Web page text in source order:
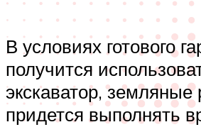
В условиях готового
получится
экскаватор, земляные
придется выполнять